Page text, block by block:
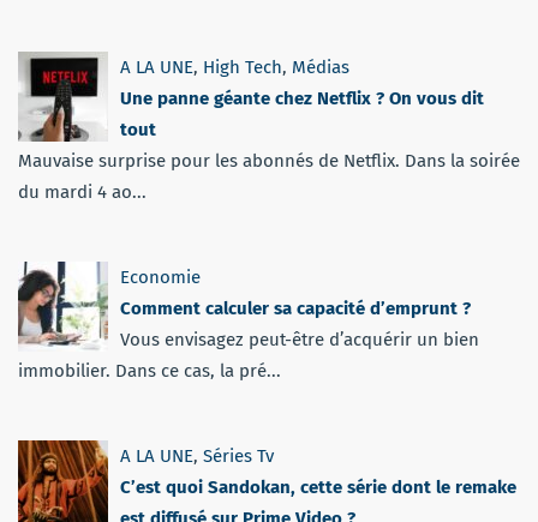
A LA UNE, High Tech, Médias
Une panne géante chez Netflix ? On vous dit
tout
Mauvaise surprise pour les abonnés de Netflix. Dans la soirée
du mardi 4 ao...
Economie
Comment calculer sa capacité d’emprunt ?
Vous envisagez peut-être d’acquérir un bien
immobilier. Dans ce cas, la pré...
A LA UNE, Séries Tv
C’est quoi Sandokan, cette série dont le remake